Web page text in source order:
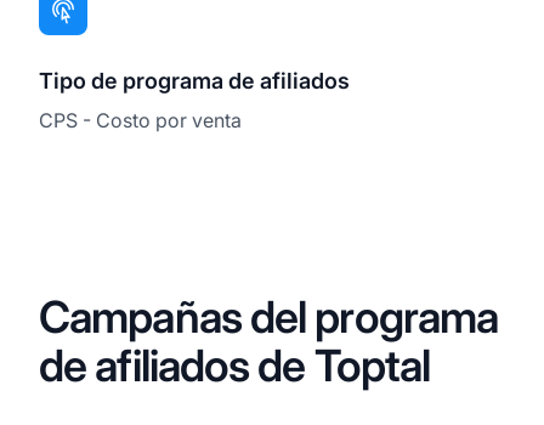
Tipo de programa de afiliados
CPS - Costo por venta
Campañas del programa
de afiliados de Toptal